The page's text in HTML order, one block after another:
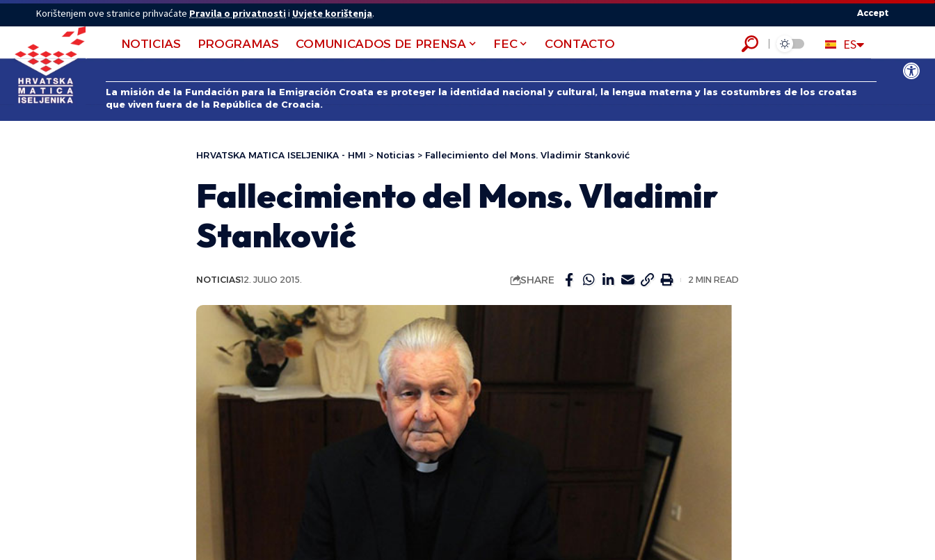
Abrir
Korištenjem ove stranice prihvaćate Pravila o privatnostii Uvjete korištenja. Accept
NOTICIAS PROGRAMAS COMUNICADOS DE PRENSA FEC CONTACTO ES
HR
EN
La misión de la Fundación para la Emigración Croata es proteger la identidad nacional y cultural, la lengua materna y las costumbres de los croatas
que viven fuera de la República de Croacia.
HRVATSKA MATICA ISELJENIKA - HMI > Noticias > Fallecimiento del Mons. Vladimir Stanković
Fallecimiento del Mons. Vladimir
Stanković
NOTICIAS12. JULIO 2015. SHARE 2 MIN READ